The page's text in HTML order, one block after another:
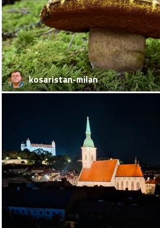
kosaristan-milan